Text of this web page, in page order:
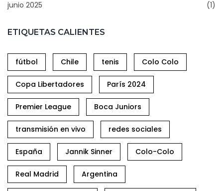
junio 2025 (1)
ETIQUETAS CALIENTES
fútbol Chile tenis Colo Colo
Copa Libertadores París 2024
Premier League Boca Juniors
transmisión en vivo redes sociales
España Jannik Sinner Colo-Colo
Real Madrid Argentina